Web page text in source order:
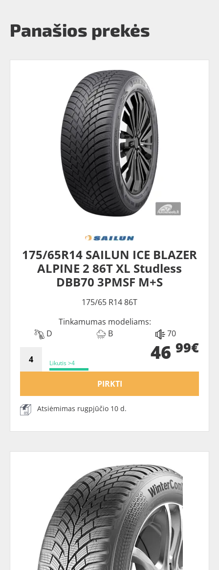
Panašios prekės
175/65R14 SAILUN ICE BLAZER
ALPINE 2 86T XL Studless
DBB70 3PMSF M+S
175/65 R14 86T
Tinkamumas modeliams:
D
B 70
Likutis >4 46 99€
PIRKTI
Atsiėmimas rugpjūčio 10 d.